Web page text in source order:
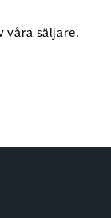
våra säljare.